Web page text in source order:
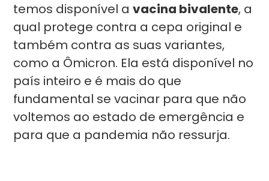
temos disponível avacina bivalente, a
qual protege contra a cepa original e
também contra as suas variantes,
como a Ômicron. Ela está disponível no
país inteiro e é mais do que
fundamental se vacinar para que não
voltemos ao estado de emergência e
para que a pandemia não ressurja.